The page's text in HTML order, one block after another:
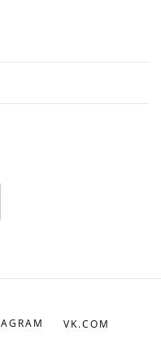
VK.COM